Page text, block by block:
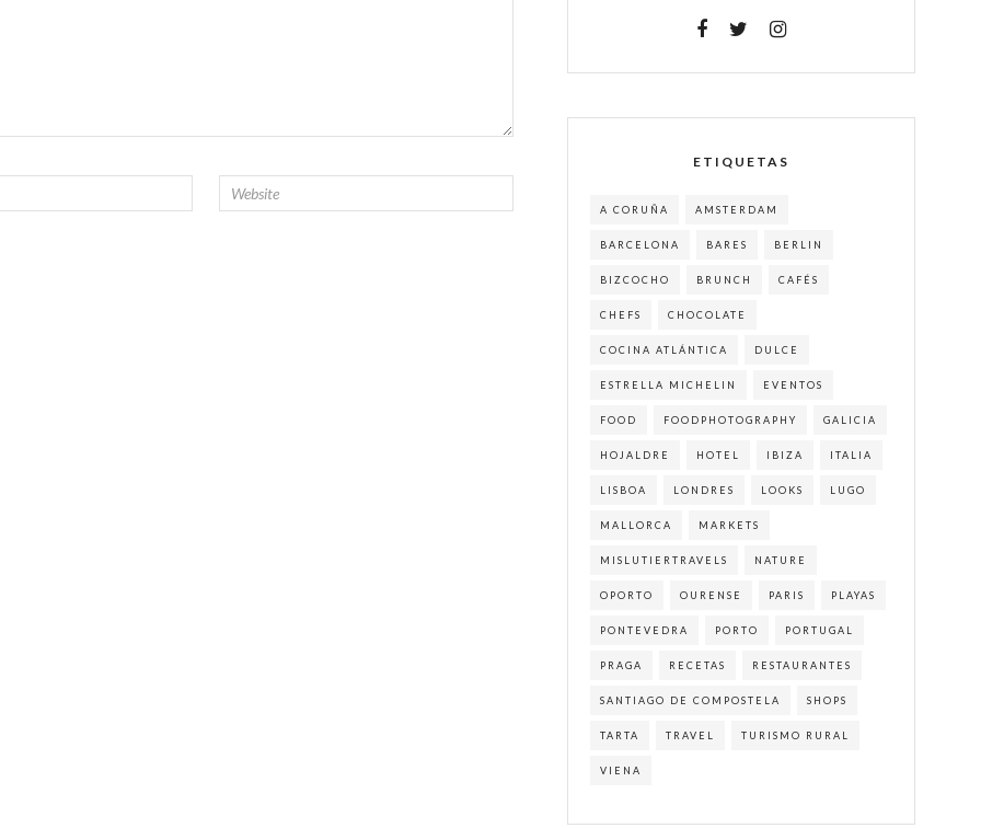
ETIQUETAS
A CORUÑA AMSTERDAM
BARCELONA BARES BERLIN
BIZCOCHO BRUNCH CAFÉS
CHEFS CHOCOLATE
COCINA ATLÁNTICA DULCE
ESTRELLA MICHELIN EVENTOS
FOOD FOODPHOTOGRAPHY GALICIA
HOJALDRE HOTEL IBIZA ITALIA
LISBOA LONDRES LOOKS LUGO
MALLORCA MARKETS
MISLUTIERTRAVELS NATURE
OPORTO OURENSE PARIS PLAYAS
PONTEVEDRA PORTO PORTUGAL
PRAGA RECETAS RESTAURANTES
SANTIAGO DE COMPOSTELA SHOPS
TARTA TRAVEL TURISMO RURAL
VIENA